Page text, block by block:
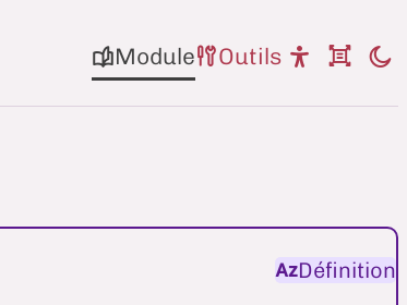
Module
Outils
Définition